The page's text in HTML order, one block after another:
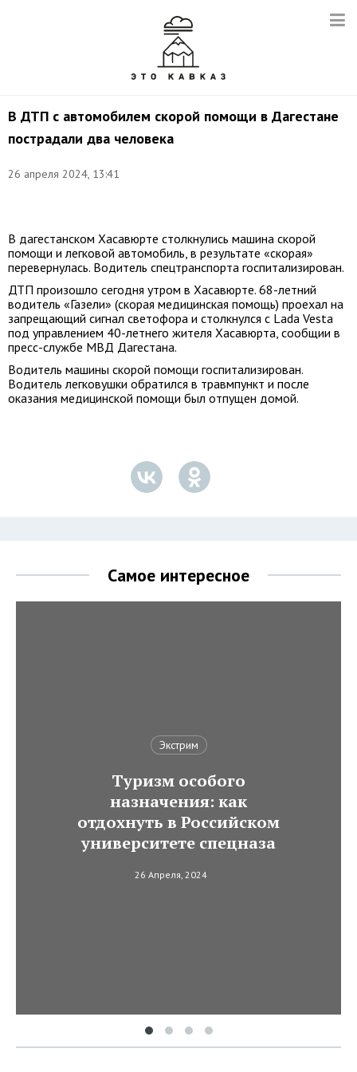
В ДТП с автомобилем скорой помощи в Дагестане
пострадали два человека
26 апреля 2024, 13:41
В дагестанском Хасавюрте столкнулись машина скорой
помощи и легковой автомобиль, в результате «скорая»
перевернулась. Водитель спецтранспорта госпитализирован.
ДТП произошло сегодня утром в Хасавюрте. 68-летний
водитель «Газели» (скорая медицинская помощь) проехал на
запрещающий сигнал светофора и столкнулся с Lada Vesta
под управлением 40-летнего жителя Хасавюрта, сообщии в
пресс-службе МВД Дагестана.
Водитель машины скорой помощи госпитализирован.
Водитель легковушки обратился в травмпункт и после
оказания медицинской помощи был отпущен домой.
Самое интересное
Экстрим
Туризм особого
назначения: как
отдохнуть в Российском
университете спецназа
26 Апреля, 2024